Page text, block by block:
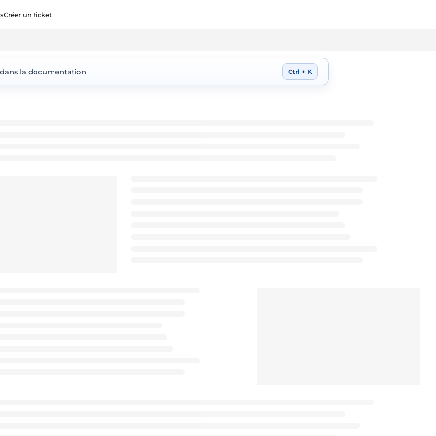
Créer un ticket
la documentation Ctrl + K